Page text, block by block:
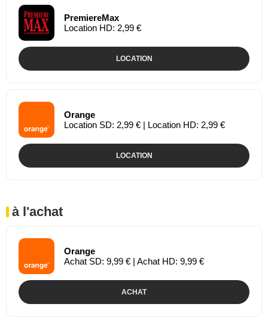
PremiereMax
Location HD: 2,99 €
LOCATION
Orange
Location SD: 2,99 € | Location HD: 2,99 €
LOCATION
à l'achat
Orange
Achat SD: 9,99 € | Achat HD: 9,99 €
ACHAT